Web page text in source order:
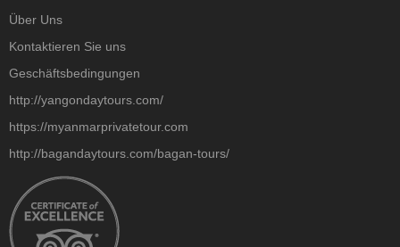
Über Uns
Kontaktieren Sie uns
Geschäftsbedingungen
http://yangondaytours.com/
https://myanmarprivatetour.com
http://bagandaytours.com/bagan-tours/